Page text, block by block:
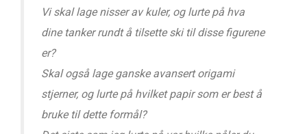
Vi skal lage nisser av kuler, og lurte på hva
dine tanker rundt å tilsette ski til disse figurene
er?
Skal også lage ganske avansert origami
stjerner, og lurte på hvilket papir som er best å
bruke til dette formål?